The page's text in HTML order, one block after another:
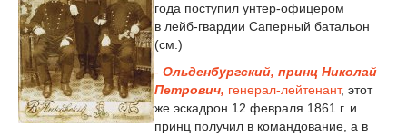
года поступил унтер-офицером
в лейб-гвардии Саперный батальон
(см.)
- Ольденбургский, принц Николай
Петрович, генерал-лейтенант, этот
же эскадрон 12 февраля 1861 г. и
принц получил в командование, а в